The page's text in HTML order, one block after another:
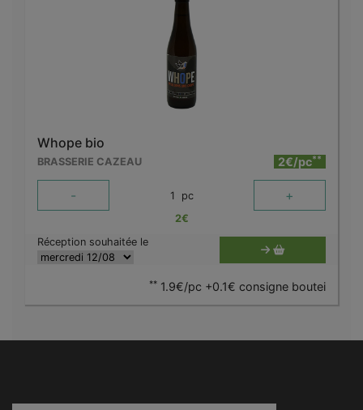
Whope bio
BRASSERIE CAZEAU 2€/pc**
- 1 pc +
2€
Réception souhaitée le
** 1.9€/pc +0.1€ consigne boutei